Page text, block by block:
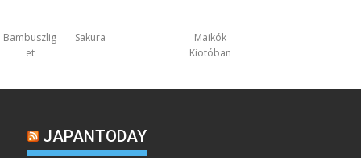
Bambuszlig
et
Sakura
Maikók
Kiotóban
JAPANTODAY